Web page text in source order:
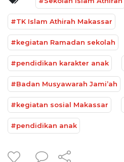
#TK Islam Athirah Makassar
#kegiatan Ramadan sekolah
#pendidikan karakter anak
#Badan Musyawarah Jami’ah
#kegiatan sosial Makassar
#pendidikan anak